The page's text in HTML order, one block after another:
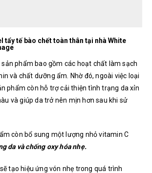
tẩy tế bào chết toàn thân tại nhà White
phẩm bao gồm các hoạt chất làm sạch
và chất dưỡng ẩm. Nhờ đó, ngoài việc loại
phẩm còn hỗ trợ cải thiện tình trạng da xỉn
và giúp da trở nên mịn hơn sau khi sử
còn bổ sung một lượng nhỏ vitamin C
da và chống oxy hóa nhẹ.
tạo hiệu ứng vón nhẹ trong quá trình